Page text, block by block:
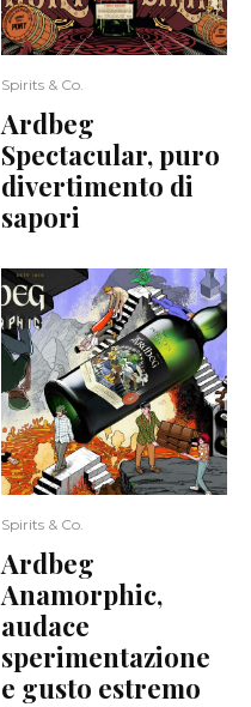
Spirits & Co.
Ardbeg
Spectacular, puro
divertimento di
sapori
Spirits & Co.
Ardbeg
Anamorphic,
audace
sperimentazione
e gusto estremo